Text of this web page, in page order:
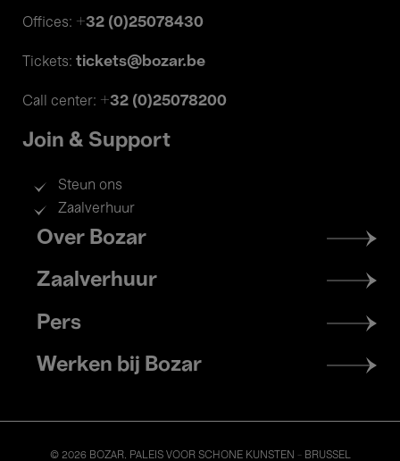
Offices: +32 (0)25078430
Tickets: tickets@bozar.be
Call center: +32 (0)25078200
Join & Support
Steun ons
Zaalverhuur
Footer
menu
Over Bozar
Zaalverhuur
Pers
Werken bij Bozar
© 2026 BOZAR. PALEIS VOOR SCHONE KUNSTEN - BRUSSEL